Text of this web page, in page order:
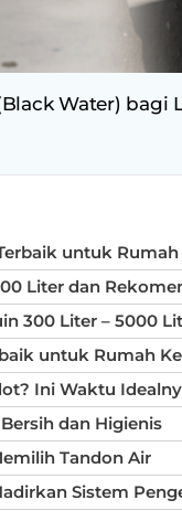
Water) bagi
untuk Rumah
Liter dan
300 Liter – 5000
untuk Rumah
Ini Waktu
dan Higienis
Tandon Air
Sistem